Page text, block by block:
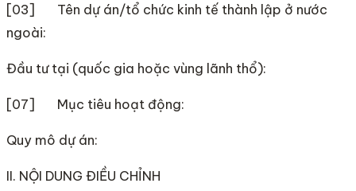
[03] Tên dự án/tổ chức kinh tế thành lập ở nước
ngoài:
Đầu tư tại (quốc gia hoặc vùng lãnh thổ):
[07] Mục tiêu hoạt động:
Quy mô dự án:
II. NỘI DUNG ĐIỀU CHỈNH